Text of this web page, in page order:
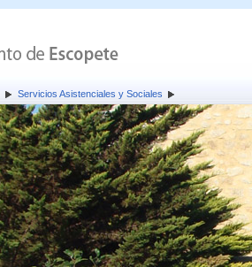
Servicios Asistenciales y Sociales